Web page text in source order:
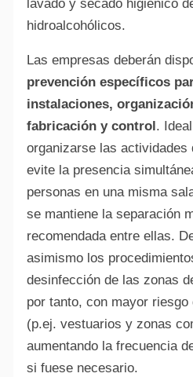
lavado y secado higiénico
hidroalcohólicos.
Las empresas deberán
prevención específicos
instalaciones,
fabricación y control .
organizarse las actividades
evite la presencia
personas en una misma
se mantiene la separación
recomendada entre ellas.
asimismo los
desinfección de las zonas
por tanto, con mayor riesgo
(p.ej. vestuarios y zonas
aumentando la frecuencia
si fuese necesario.